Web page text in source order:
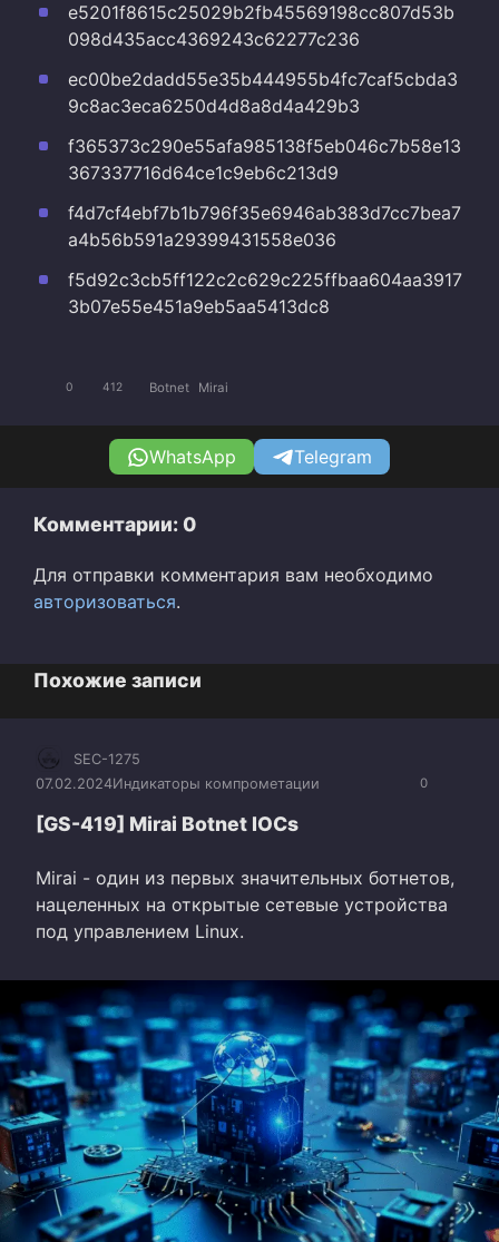
e5201f8615c25029b2fb45569198cc807d53b
098d435acc4369243c62277c236
ec00be2dadd55e35b444955b4fc7caf5cbda3
9c8ac3eca6250d4d8a8d4a429b3
f365373c290e55afa985138f5eb046c7b58e13
367337716d64ce1c9eb6c213d9
f4d7cf4ebf7b1b796f35e6946ab383d7cc7bea7
a4b56b591a29399431558e036
f5d92c3cb5ff122c2c629c225ffbaa604aa3917
3b07e55e451a9eb5aa5413dc8
0 412 Botnet Mirai
WhatsApp Telegram
Комментарии: 0
Для отправки комментария вам необходимо
авторизоваться.
Похожие записи
0
SEC-1275
07.02.2024Индикаторы компрометации
[GS-419] Mirai Botnet IOCs
Mirai - один из первых значительных ботнетов,
нацеленных на открытые сетевые устройства
под управлением Linux.